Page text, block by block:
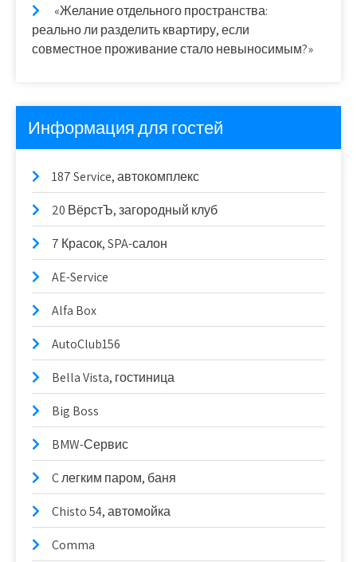
«Желание отдельного пространства:
реально ли разделить квартиру, если
совместное проживание стало невыносимым?»
Информация для гостей
187 Service, автокомплекс
20 ВёрстЪ, загородный клуб
7 Красок, SPA-салон
AE-Service
Alfa Box
AutoClub156
Bella Vista, гостиница
Big Boss
BMW-Сервис
C легким паром, баня
Chisto 54, автомойка
Comma